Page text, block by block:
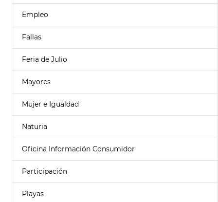
Empleo
Fallas
Feria de Julio
Mayores
Mujer e Igualdad
Naturia
Oficina Información Consumidor
Participación
Playas